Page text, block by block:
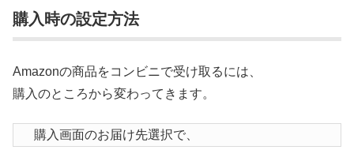
購入時の設定方法
Amazonの商品をコンビニで受け取るには、
購入のところから変わってきます。
購入画面のお届け先選択で、